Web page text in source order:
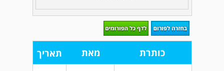
כותרת מאת תאריך